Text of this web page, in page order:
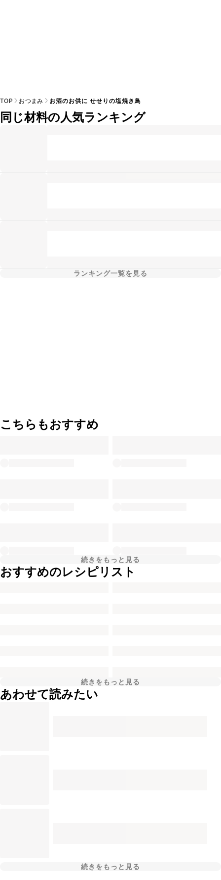
TOP おつまみ お酒のお供に せせりの塩焼き鳥
同じ材料の人気ランキング
ランキング一覧を見る
こちらもおすすめ
続きをもっと見る
おすすめのレシピリスト
続きをもっと見る
あわせて読みたい
続きをもっと見る